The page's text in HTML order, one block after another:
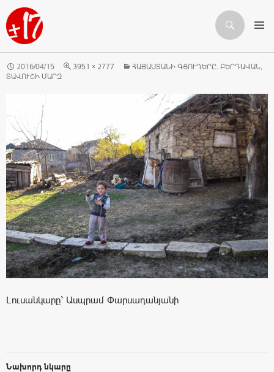
Որոնում
ԱՆՑՆԵԼ ԲՈՎԱՆԴԱԿՈՒԹՅԱՆԸ
2016/04/15 3951 × 2777
ՀԱՅԱՍՏԱՆԻ ԳՅՈՒՂԵՐԸ. ԲԵՐԴԱՎԱՆ,
ՏԱՎՈՒՇԻ ՄԱՐԶ
Լուսանկարը՝ Ասպրամ Փարսադանյանի
Նախորդ նկարը